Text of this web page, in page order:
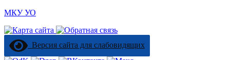
МКУ УО
Версия сайта для слабовидящих